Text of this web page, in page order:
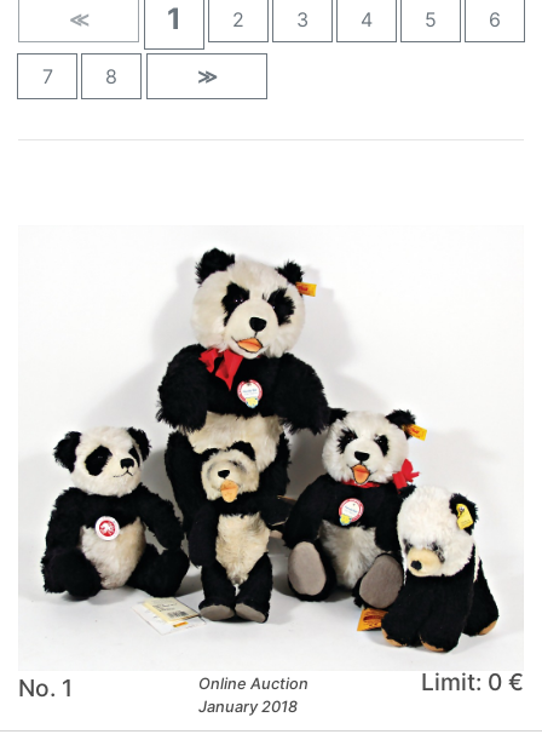
≪ 1 2 3 4 5 6
7 8 ≫
No. 1
Online Auction
January 2018
Limit: 0 €